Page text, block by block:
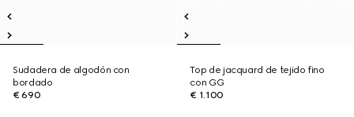
Sudadera de algodón con
bordado
€ 690
Top de jacquard de tejido fino
con GG
€ 1.100